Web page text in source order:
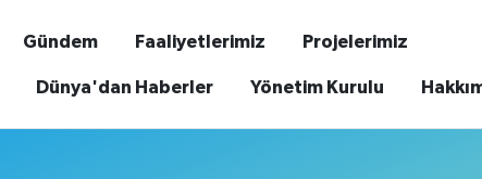
Gündem Faaliyetlerimiz Projelerimiz
Dünya'dan Haberler Yönetim Kurulu